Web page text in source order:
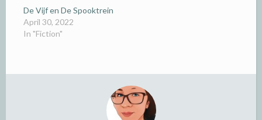
De Vijf en De Spooktrein
April 30, 2022
In "Fiction"